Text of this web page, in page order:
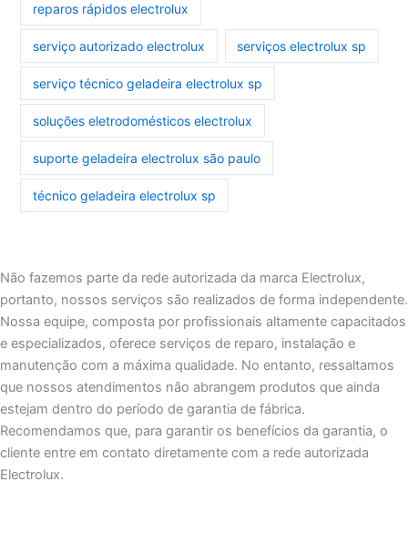
reparos rápidos electrolux
serviço autorizado electrolux serviços electrolux sp
serviço técnico geladeira electrolux sp
soluções eletrodomésticos electrolux
suporte geladeira electrolux são paulo
técnico geladeira electrolux sp
Não fazemos parte da rede autorizada da marca Electrolux,
portanto, nossos serviços são realizados de forma independente.
Nossa equipe, composta por profissionais altamente capacitados
e especializados, oferece serviços de reparo, instalação e
manutenção com a máxima qualidade. No entanto, ressaltamos
que nossos atendimentos não abrangem produtos que ainda
estejam dentro do período de garantia de fábrica.
Recomendamos que, para garantir os benefícios da garantia, o
cliente entre em contato diretamente com a rede autorizada
Electrolux.